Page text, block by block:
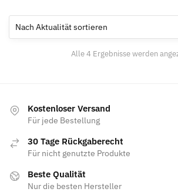
Alle 4 Ergebnisse werden
Kostenloser Versand
Für jede Bestellung
30 Tage Rückgaberecht
Für nicht genutzte Produkte
Beste Qualität
Nur die besten Hersteller